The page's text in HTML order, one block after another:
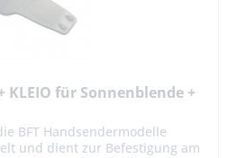
KLEIO für Sonnenblende +
BFT Handsendermodelle
und dient zur Befestigung am